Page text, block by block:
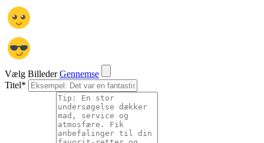
Vælg Billeder Gennemse
Titel*